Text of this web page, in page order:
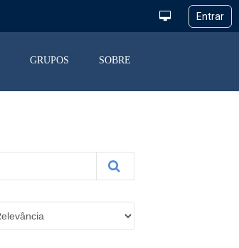
GRUPOS SOBRE